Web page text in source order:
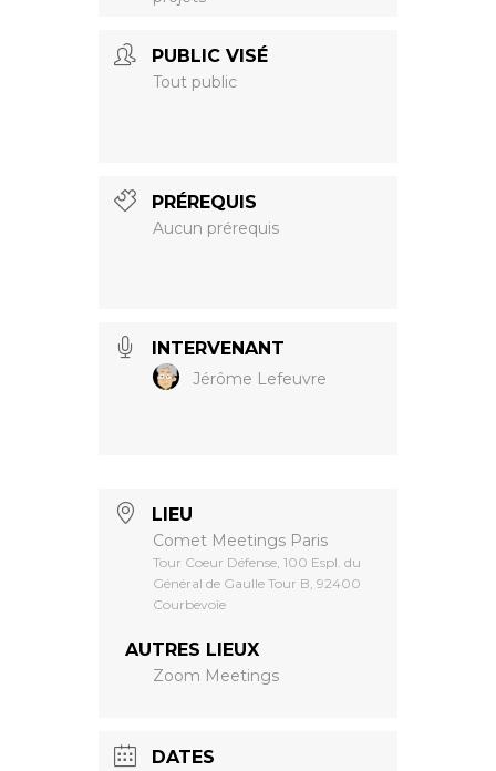
PUBLIC VISÉ
Tout public
PRÉREQUIS
Aucun prérequis
INTERVENANT
Jérôme Lefeuvre
LIEU
Comet Meetings Paris
Tour Coeur Défense, 100 Espl. du
Général de Gaulle Tour B, 92400
Courbevoie
AUTRES LIEUX
Zoom Meetings
DATES